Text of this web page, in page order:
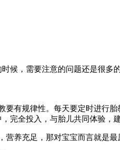
候，需要注意的问题还是很多
有规律性。每天要定时进行
完全投入，与胎儿共同体验，
养充足，那对宝宝而言就是最